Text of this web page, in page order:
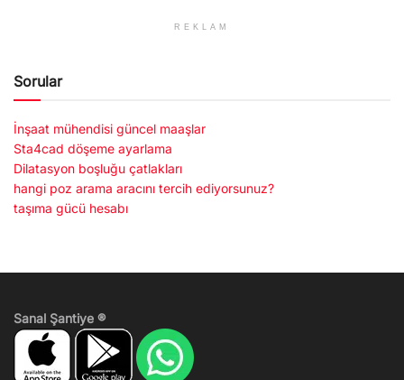
REKLAM
Sorular
İnşaat mühendisi güncel maaşlar
Sta4cad döşeme ayarlama
Dilatasyon boşluğu çatlakları
hangi poz arama aracını tercih ediyorsunuz?
taşıma gücü hesabı
Sanal Şantiye ®